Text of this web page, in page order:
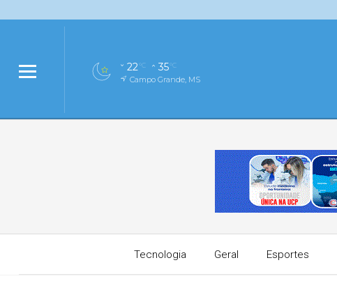
22°C 35°C
Campo Grande, MS
Tecnologia Geral Esportes